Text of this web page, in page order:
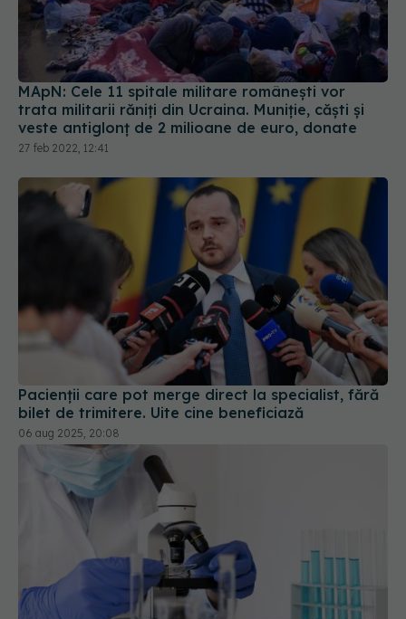
MApN: Cele 11 spitale militare românești vor
trata militarii răniți din Ucraina. Muniție, căști și
veste antiglonț de 2 milioane de euro, donate
27 feb 2022, 12:41
Pacienții care pot merge direct la specialist, fără
bilet de trimitere. Uite cine beneficiază
06 aug 2025, 20:08